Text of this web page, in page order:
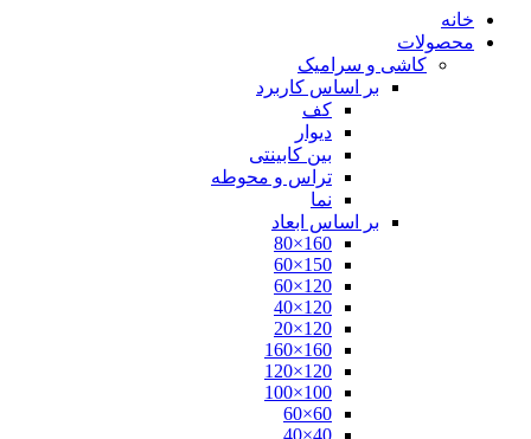
خانه
محصولات
کاشی و سرامیک
بر اساس کاربرد
کف
دیوار
بین کابینتی
تراس و محوطه
نما
بر اساس ابعاد
160×80
150×60
120×60
120×40
120×20
160×160
120×120
100×100
60×60
40×40